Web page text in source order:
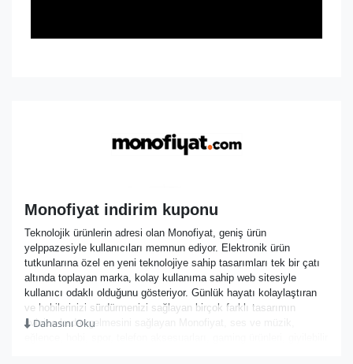
Monofiyat indirim kuponu
Teknolojik ürünlerin adresi olan Monofiyat, geniş ürün
yelppazesiyle kullanıcıları memnun ediyor. Elektronik ürün
tutkunlarına özel en yeni teknolojiye sahip tasarımları tek bir çatı
altında toplayan marka, kolay kullanıma sahip web sitesiyle
kullanıcı odaklı olduğunu gösteriyor. Günlük hayatı kolaylaştıran
ve hobilerinizi sürdürmenizi sağlayan birçok farklı tasarımın
evinize kadar gelmesini sağlayan Monofiyat, ses ve müzik,
Dahasını Oku